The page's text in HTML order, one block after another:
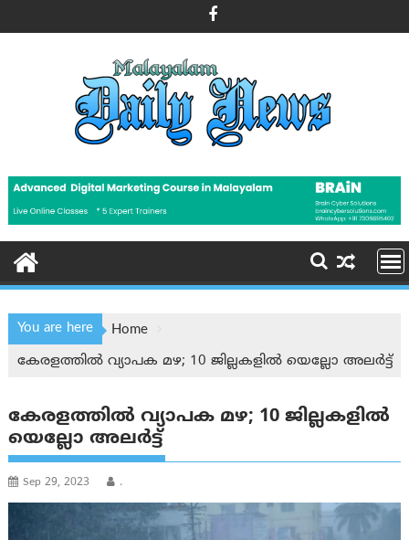
to
You are here
Home
കേരളത്തിൽ വ്യാപക മഴ; 10 ജില്ലകളിൽ യെല്ലോ അലർട്ട്
കേരളത്തിൽ വ്യാപക മഴ; 10 ജില്ലകളിൽ
യെല്ലോ അലർട്ട്
Sep 29, 2023 .